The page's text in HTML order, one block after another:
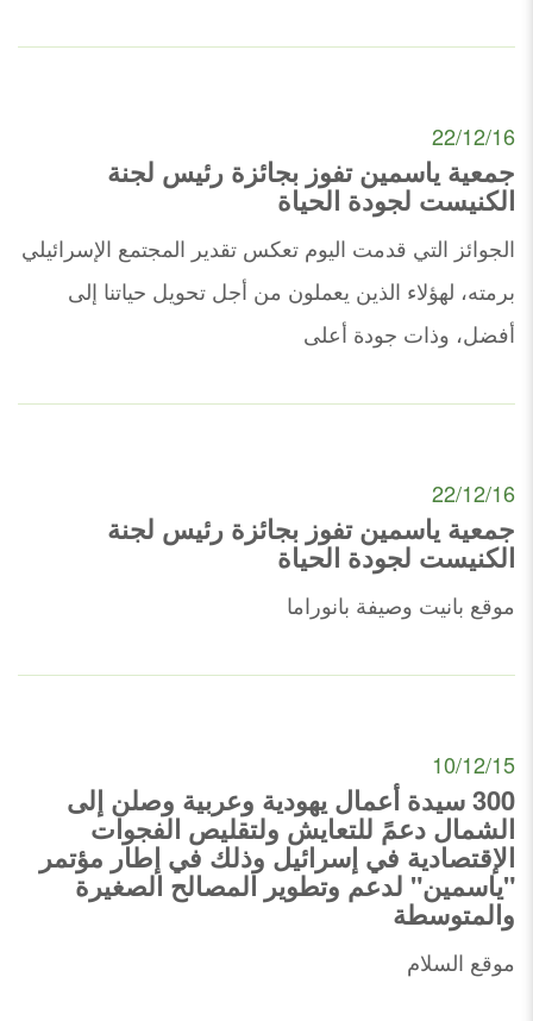
22/12/16
جمعية ياسمين تفوز بجائزة رئيس لجنة
الكنيست لجودة الحياة
الجوائز التي قدمت اليوم تعكس تقدير المجتمع الإسرائيلي
برمته، لهؤلاء الذين يعملون من أجل تحويل حياتنا إلى
أفضل، وذات جودة أعلى
22/12/16
جمعية ياسمين تفوز بجائزة رئيس لجنة
الكنيست لجودة الحياة
موقع بانيت وصيفة بانوراما
10/12/15
300 سيدة أعمال يهودية وعربية وصلن إلى
الشمال دعمً للتعايش ولتقليص الفجوات
الإقتصادية في إسرائيل وذلك في إطار مؤتمر
"ياسمين" لدعم وتطوير المصالح الصغيرة
والمتوسطة
موقع السلام